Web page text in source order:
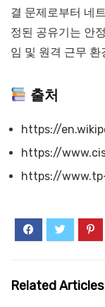
결 문제로부터 네
정된 공유기는 안
임 및 원격 근무
출처
https://
https://
https://
Related Articles